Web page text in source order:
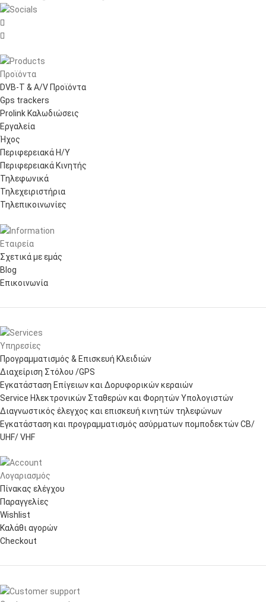


Προϊόντα
DVB-T & A/V Προϊόντα
Gps trackers
Prolink Καλωδιώσεις
Εργαλεία
Ήχος
Περιφερειακά Η/Υ
Περιφερειακά Κινητής
Τηλεφωνικά
Τηλεχειριστήρια
Τηλεπικοινωνίες
Εταιρεία
Σχετικά με εμάς
Blog
Επικοινωνία
Υπηρεσίες
Προγραμματισμός & Επισκευή Κλειδιών
Διαχείριση Στόλου /GPS
Εγκατάσταση Επίγειων και Δορυφορικών κεραιών
Service Ηλεκτρονικών Σταθερών και Φορητών Υπολογιστών
Διαγνωστικός έλεγχος και επισκευή κινητών τηλεφώνων
Εγκατάσταση και προγραμματισμός ασύρματων πομποδεκτών CB/
UHF/ VHF
Λογαριασμός
Πίνακας ελέγχου
Παραγγελίες
Wishlist
Καλάθι αγορών
Checkout